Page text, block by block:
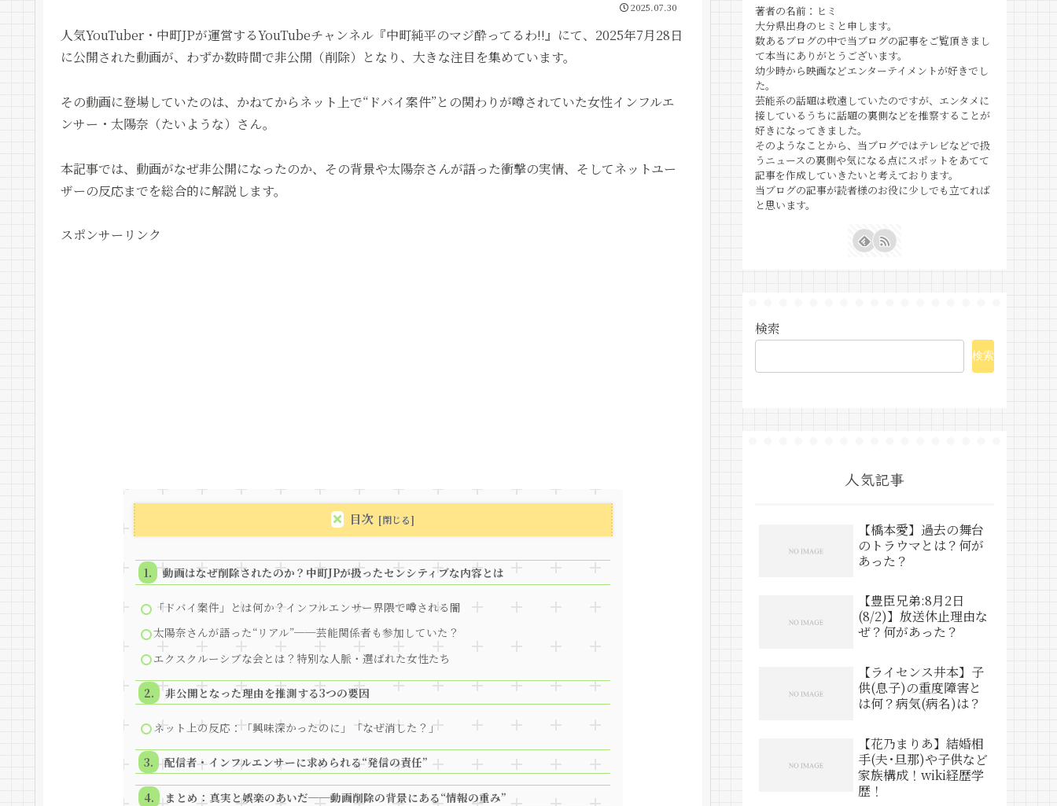
2025.07.30
人気YouTuber・中町JPが運営するYouTubeチャンネル『中町純平のマジ酔ってるわ!!』にて、2025年7月28日
に公開された動画が、わずか数時間で非公開（削除）となり、大きな注目を集めています。
その動画に登場していたのは、かねてからネット上で“ドバイ案件”との関わりが噂されていた女性インフルエ
ンサー・太陽奈（たいような）さん。
本記事では、動画がなぜ非公開になったのか、その背景や太陽奈さんが語った衝撃の実情、そしてネットユー
ザーの反応までを総合的に解説します。
スポンサーリンク
目次
動画はなぜ削除されたのか？中町JPが扱ったセンシティブな内容とは
「ドバイ案件」とは何か？インフルエンサー界隈で噂される闇
太陽奈さんが語った“リアル”──芸能関係者も参加していた？
エクスクルーシブな会とは？特別な人脈・選ばれた女性たち
非公開となった理由を推測する3つの要因
ネット上の反応：「興味深かったのに」「なぜ消した？」
配信者・インフルエンサーに求められる“発信の責任”
まとめ：真実と娯楽のあいだ──動画削除の背景にある“情報の重み”
著者の名前：ヒミ
大分県出身のヒミと申します。
数あるブログの中で当ブログの記事をご覧頂きまし
て本当にありがとうございます。
幼少時から映画などエンターテイメントが好きでし
た。
芸能系の話題は敬遠していたのですが、エンタメに
接しているうちに話題の裏側などを推察することが
好きになってきました。
そのようなことから、当ブログではテレビなどで扱
うニュースの裏側や気になる点にスポットをあてて
記事を作成していきたいと考えております。
当ブログの記事が読者様のお役に少しでも立てれば
と思います。
検索
検索
人気記事
【橋本愛】過去の舞台
のトラウマとは？何が
あった？
【豊臣兄弟:8月2日
(8/2)】放送休止理由な
ぜ？何があった？
【ライセンス井本】子
供(息子)の重度障害と
は何？病気(病名)は？
【花乃まりあ】結婚相
手(夫･旦那)や子供など
家族構成！wiki経歴学
歴！